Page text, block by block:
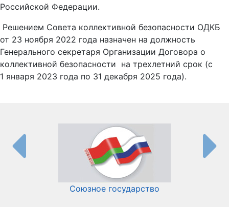
Российской Федерации.
Решением Совета коллективной безопасности ОДКБ
от 23 ноября 2022 года назначен на должность
Генерального секретаря Организации Договора о
коллективной безопасности на трехлетний срок (с
1 января 2023 года по 31 декабря 2025 года).
Союзное государство